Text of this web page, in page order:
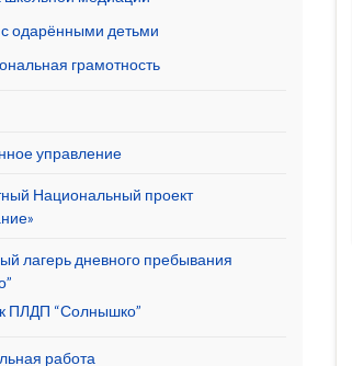
одарёнными детьми
грамотность
управление
Национальный проект
лагерь дневного пребывания
ПЛДП “Солнышко”
работа